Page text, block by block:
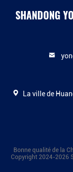
SHANDONG
La ville de
Bonne qualité de la
Copyright 2024-2026